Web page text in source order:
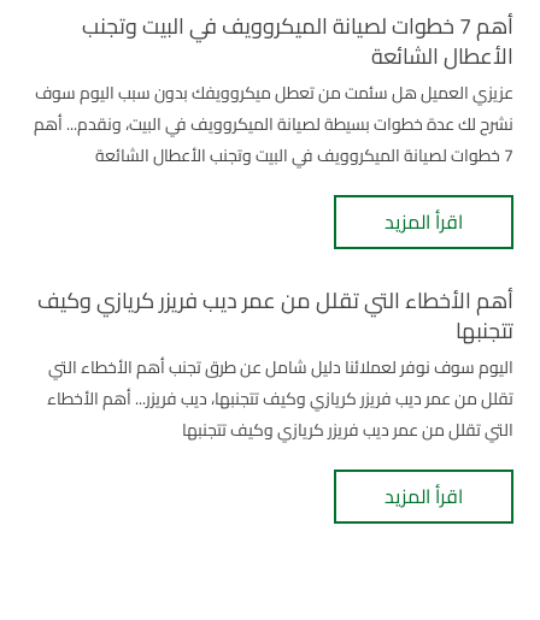
أهم 7 خطوات لصيانة الميكروويف في البيت وتجنب
الأعطال الشائعة
عزيزي العميل هل سئمت من تعطل ميكروويفك بدون سبب اليوم سوف
نشرح لك عدة خطوات بسيطة لصيانة الميكروويف في البيت، ونقدم... أهم
7 خطوات لصيانة الميكروويف في البيت وتجنب الأعطال الشائعة
اقرأ المزيد
أهم الأخطاء التي تقلل من عمر ديب فريزر كريازي وكيف
تتجنبها
اليوم سوف نوفر لعملائنا دليل شامل عن طرق تجنب أهم الأخطاء التي
تقلل من عمر ديب فريزر كريازي وكيف تتجنبها، ديب فريزر... أهم الأخطاء
التي تقلل من عمر ديب فريزر كريازي وكيف تتجنبها
اقرأ المزيد